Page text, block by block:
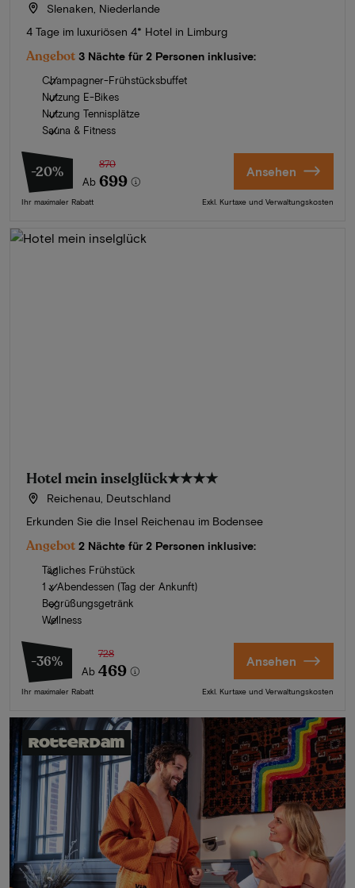
Slenaken, Niederlande
4 Tage im luxuriösen 4* Hotel in Limburg
Angebot 3 Nächte für 2 Personen inklusive:
Champagner-Frühstücksbuffet
Nutzung E-Bikes
Nutzung Tennisplätze
Sauna & Fitness
-20%
Ab
870
699
Ihr maximaler Rabatt
Ansehen
Exkl. Kurtaxe und Verwaltungskosten
Hotel mein inselglück★★★★
Reichenau, Deutschland
Erkunden Sie die Insel Reichenau im Bodensee
Angebot 2 Nächte für 2 Personen inklusive:
Tägliches Frühstück
1 x Abendessen (Tag der Ankunft)
Begrüßungsgetränk
Wellness
-36%
Ab
728
469
Ihr maximaler Rabatt
Ansehen
Exkl. Kurtaxe und Verwaltungskosten
Rotterdam